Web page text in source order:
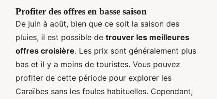
Profiter des offres en basse saison
De juin à août, bien que ce soit la saison des
pluies, il est possible de trouver les meilleures
offres croisière. Les prix sont généralement plus
bas et il y a moins de touristes. Vous pouvez
profiter de cette période pour explorer les
Caraïbes sans les foules habituelles. Cependant,